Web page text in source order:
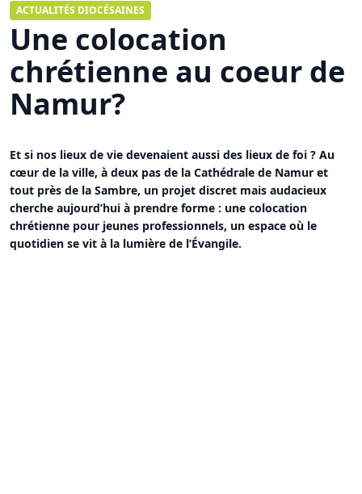
ACTUALITÉS DIOCÉSAINES
Une colocation
chrétienne au coeur de
Namur?
Et si nos lieux de vie devenaient aussi des lieux de foi ? Au
cœur de la ville, à deux pas de la Cathédrale de Namur et
tout près de la Sambre, un projet discret mais audacieux
cherche aujourd’hui à prendre forme : une colocation
chrétienne pour jeunes professionnels, un espace où le
quotidien se vit à la lumière de l’Évangile.